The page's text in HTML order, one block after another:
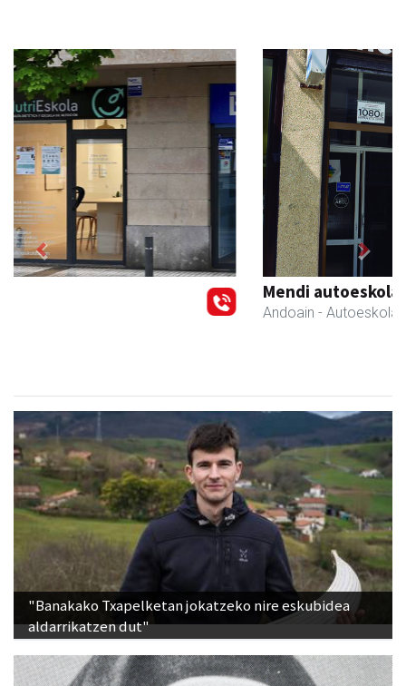
Previous Next
"Banakako Txapelketan jokatzeko nire eskubidea
aldarrikatzen dut"